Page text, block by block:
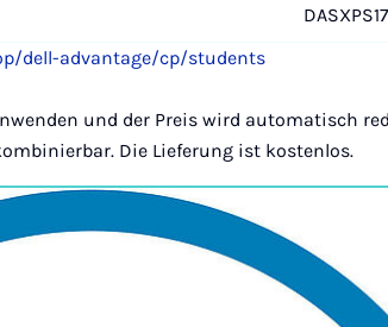
dell-advantage/cp/students
und der Preis wird automatisch
Die Lieferung ist kostenlos.